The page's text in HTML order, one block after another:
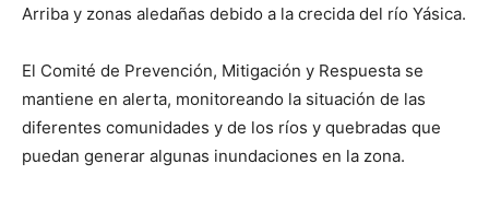
Arriba y zonas aledañas debido a la crecida del río Yásica.
El Comité de Prevención, Mitigación y Respuesta se
mantiene en alerta, monitoreando la situación de las
diferentes comunidades y de los ríos y quebradas que
puedan generar algunas inundaciones en la zona.